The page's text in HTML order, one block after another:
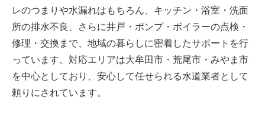
レのつまりや水漏れはもちろん、キッチン・浴室・洗面
所の排水不良、さらに井戸・ポンプ・ボイラーの点検・
修理・交換まで、地域の暮らしに密着したサポートを行
っています。対応エリアは大牟田市・荒尾市・みやま市
を中心としており、安心して任せられる水道業者として
頼りにされています。